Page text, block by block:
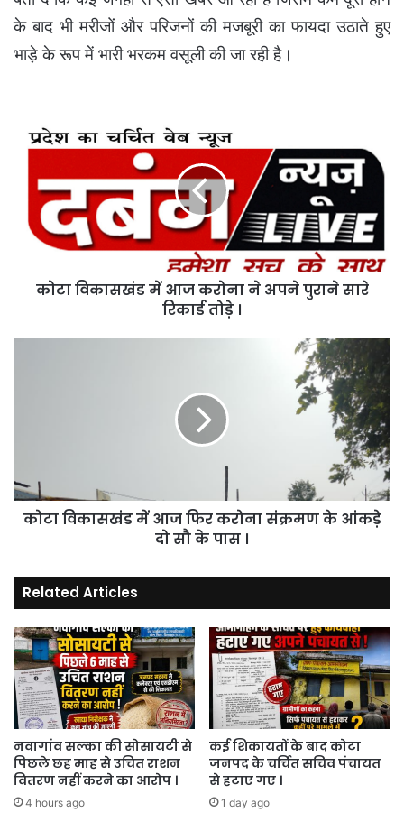
के बाद भी मरीजों और परिजनों की मजबूरी का फायदा उठाते हुए
भाड़े के रूप में भारी भरकम वसूली की जा रही है।
विकासखंड
करोना
अपने
रिकार्डकोटा विकासखंड में आज करोना ने अपने पुराने सारे
रिकार्ड तोड़े ।
के
आंकड़े
पास
कोटा विकासखंड में आज फिर करोना संक्रमण के आंकड़े
दो सौ के पास ।
Related Articles
नवागांव सल्का की सोसायटी से
पिछले छह माह से उचित राशन
वितरण नहीं करने का आरोप ।
4 hours ago
कई शिकायतों के बाद कोटा
जनपद के चर्चित सचिव पंचायत
से हटाए गए ।
1 day ago